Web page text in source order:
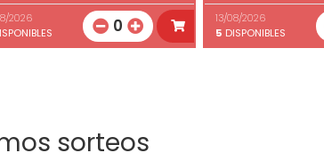
2026
0
13/08/2026
5 DISPONIBLES
sorteos